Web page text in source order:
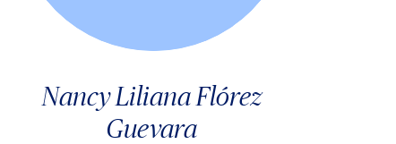
Nancy Liliana Flórez
Guevara